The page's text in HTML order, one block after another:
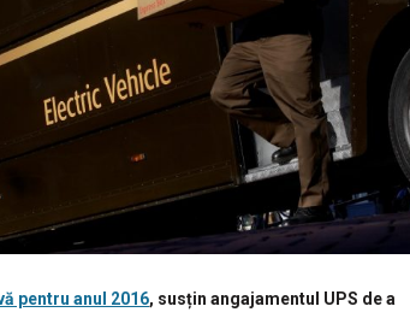
pentru anul 2016, susțin angajamentul UPS de a